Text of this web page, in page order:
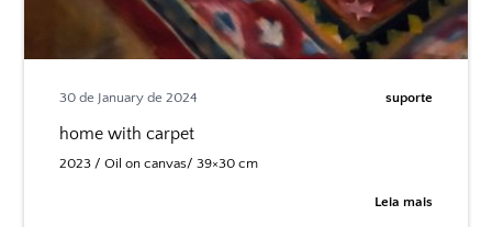
30 de January de 2024 suporte
home with carpet
2023 / Oil on canvas/ 39×30 cm
Leia mais